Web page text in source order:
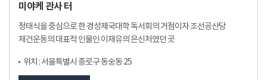
미야케 관사 터
정태식을 중심으로 한 경성제국대학 독서회의 거점이자 조선공산당
재건운동의 대표적 인물인 이재유의 은신처였던 곳
위치 : 서울특별시 종로구 동숭동 25